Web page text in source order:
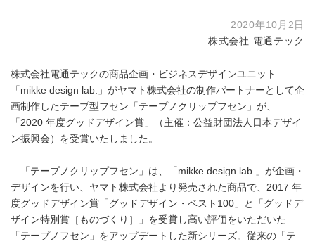
2020年10月2日
株式会社 電通テック
株式会社電通テックの商品企画・ビジネスデザインユニット
「mikke design lab.」がヤマト株式会社の制作パートナーとして企
画制作したテープ型フセン「テープノクリップフセン」が、
「2020 年度グッドデザイン賞」（主催：公益財団法人日本デザイ
ン振興会）を受賞いたしました。
「テープノクリップフセン」は、「mikke design lab.」が企画・
デザインを行い、ヤマト株式会社より発売された商品で、2017 年
度グッドデザイン賞「グッドデザイン・ベスト100」と「グッドデ
ザイン特別賞［ものづくり］」を受賞し高い評価をいただいた
「テープノフセン」をアップデートした新シリーズ。従来の「テ